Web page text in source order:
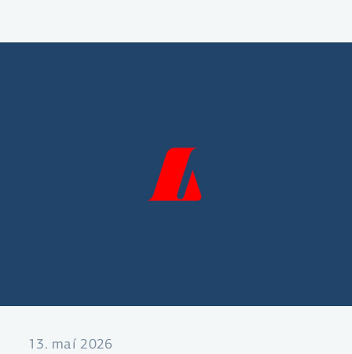
13. maí 2026